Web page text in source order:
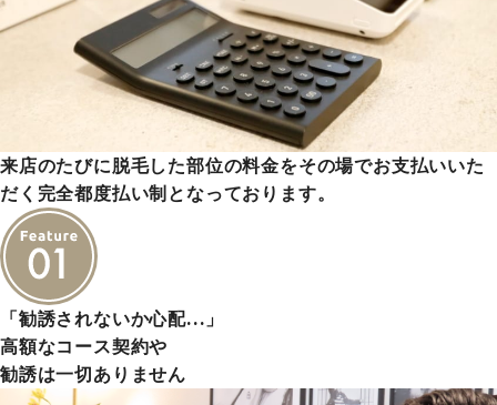
来店のたびに脱毛した部位の料金をその場でお支払いいた
だく完全都度払い制となっております。
「勧誘されないか心配…」
高額なコース契約や
勧誘は一切ありません